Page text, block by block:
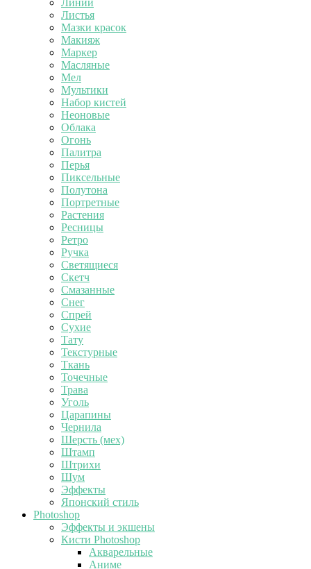
Линии
Листья
Мазки красок
Макияж
Маркер
Масляные
Мел
Мультики
Набор кистей
Неоновые
Облака
Огонь
Палитра
Перья
Пиксельные
Полутона
Портретные
Растения
Ресницы
Ретро
Ручка
Светящиеся
Скетч
Смазанные
Снег
Спрей
Сухие
Тату
Текстурные
Ткань
Точечные
Трава
Уголь
Царапины
Чернила
Шерсть (мех)
Штамп
Штрихи
Шум
Эффекты
Японский стиль
Photoshop
Эффекты и экшены
Кисти Photoshop
Акварельные
Аниме